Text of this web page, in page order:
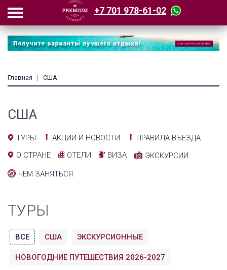
+7 701 978-61-02
Главная США
США
ТУРЫ АКЦИИ И НОВОСТИ
ПРАВИЛА ВЪЕЗДА
О СТРАНЕ
ОТЕЛИ ВИЗА
ЭКСКУРСИИ
ЧЕМ ЗАНЯТЬСЯ
ТУРЫ
ВСЕ США ЭКСКУРСИОННЫЕ
НОВОГОДНИЕ ПУТЕШЕСТВИЯ 2026-2027